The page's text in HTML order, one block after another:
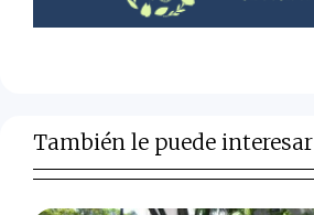
También le puede interesar